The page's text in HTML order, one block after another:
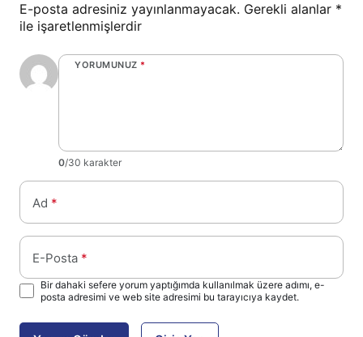
E-posta adresiniz yayınlanmayacak. Gerekli alanlar *
ile işaretlenmişlerdir
YORUMUNUZ *
0/30 karakter
Ad *
E-Posta *
Bir dahaki sefere yorum yaptığımda kullanılmak üzere adımı, e-
posta adresimi ve web site adresimi bu tarayıcıya kaydet.